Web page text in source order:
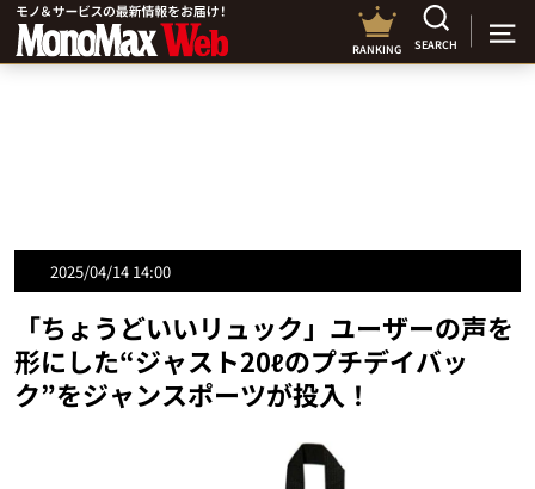
RANKING SEARCH
2025/04/14 14:00
「ちょうどいいリュック」ユーザーの声を
形にした“ジャスト20ℓのプチデイバッ
ク”をジャンスポーツが投入！